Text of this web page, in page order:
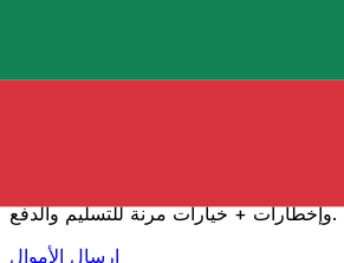
وإخطارات + خيارات مرنة للتسليم والدفع.
إرسال الأموال